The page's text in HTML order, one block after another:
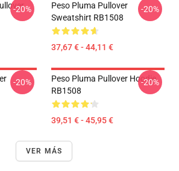
-20%
Peso Pluma Pullover
Sweatshirt RB1508
37,67 € - 44,11 €
-20%
-20%
Peso Pluma Pullover Hoodie
RB1508
39,51 € - 45,95 €
-20%
VER MÁS